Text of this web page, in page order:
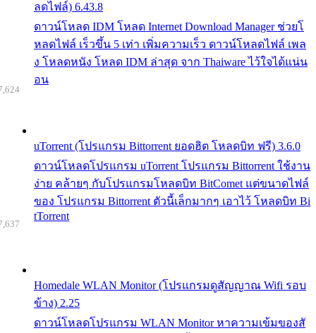
ลดไฟล์) 6.43.8
ดาวน์โหลด IDM โหลด Internet Download Manager ช่วยโ
หลดไฟล์ เร็วขึ้น 5 เท่า เพิ่มความเร็ว ดาวน์โหลดไฟล์ เพล
ง โหลดหนัง โหลด IDM ล่าสุด จาก Thaiware ไว้ใจได้แน่น
อน
uTorrent (โปรแกรม Bittorrent ยอดฮิต โหลดบิท ฟรี) 3.6.0
ดาวน์โหลดโปรแกรม uTorrent โปรแกรม Bittorrent ใช้งาน
ง่าย คล้ายๆ กับโปรแกรมโหลดบิท BitComet แต่ขนาดไฟล์
ของ โปรแกรม Bittorrent ตัวนี้เล็กมากๆ เอาไว้ โหลดบิท Bi
tTorrent
Homedale WLAN Monitor (โปรแกรมดูสัญญาณ Wifi รอบ
ข้าง) 2.25
ดาวน์โหลดโปรแกรม WLAN Monitor หาความเข้มของสั